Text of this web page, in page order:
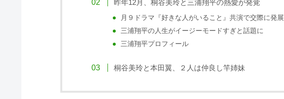
昨年12月、桐谷美玲と三浦翔平の熱愛が発覚
月９ドラマ『好きな人がいること』共演で交際に発展
三浦翔平の人生がイージーモードすぎと話題に
三浦翔平プロフィール
桐谷美玲と本田翼、２人は仲良し竿姉妹